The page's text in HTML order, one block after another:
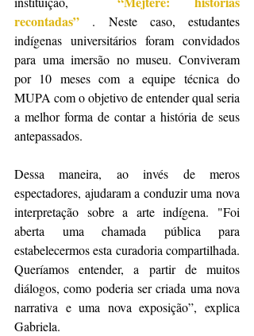
recontadas”
. Neste caso, estudantes
indígenas universitários foram convidados
para uma imersão no museu. Conviveram
por 10 meses com a equipe técnica do
MUPA com o objetivo de entender qual seria
a melhor forma de contar a história de seus
antepassados.
Dessa maneira, ao invés de meros
espectadores, ajudaram a conduzir uma nova
interpretação sobre a arte indígena. "Foi
aberta uma chamada pública para
estabelecermos esta curadoria compartilhada.
Queríamos entender, a partir de muitos
diálogos, como poderia ser criada uma nova
narrativa e uma nova exposição”, explica
Gabriela.